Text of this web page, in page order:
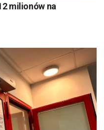
milionów na